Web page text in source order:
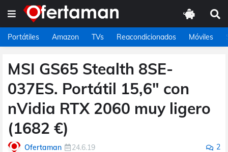
Portátiles Amazon TVs Reacondicionados Móviles
MSI GS65 Stealth 8SE-
037ES. Portátil 15,6" con
nVidia RTX 2060 muy ligero
(1682 €)
Ofertaman 24.6.19 2